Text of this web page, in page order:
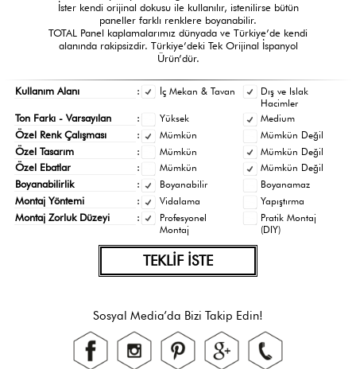
İster kendi orijinal dokusu ile kullanılır, istenilirse bütün
paneller farklı renklere boyanabilir.
TOTAL Panel kaplamalarımız dünyada ve Türkiye’de kendi
alanında rakipsizdir. Türkiye’deki Tek Orijinal İspanyol
Ürün’dür.
Kullanım Alanı : İç Mekan & Tavan
Dış ve Islak
Hacimler
Ton Farkı - Varsayılan : Yüksek Medium
Özel Renk Çalışması : Mümkün Mümkün Değil
Özel Tasarım : Mümkün Mümkün Değil
Özel Ebatlar : Mümkün Mümkün Değil
Boyanabilirlik : Boyanabilir Boyanamaz
Montaj Yöntemi : Vidalama Yapıştırma
Montaj Zorluk Düzeyi :
Profesyonel
Montaj
Pratik Montaj
(DIY)
TEKLİF İSTE
Sosyal Media’da Bizi Takip Edin!